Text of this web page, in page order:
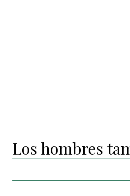
Los hombres